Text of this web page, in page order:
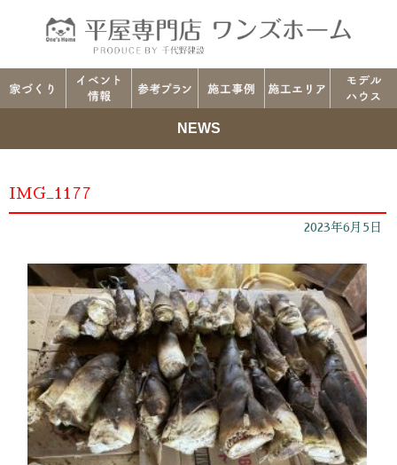
NEWS
IMG_1177
2023年6月5日